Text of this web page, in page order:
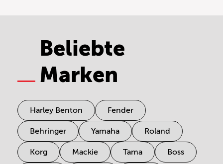
Beliebte
Marken
Harley Benton Fender
Behringer Yamaha Roland
Korg Mackie Tama Boss